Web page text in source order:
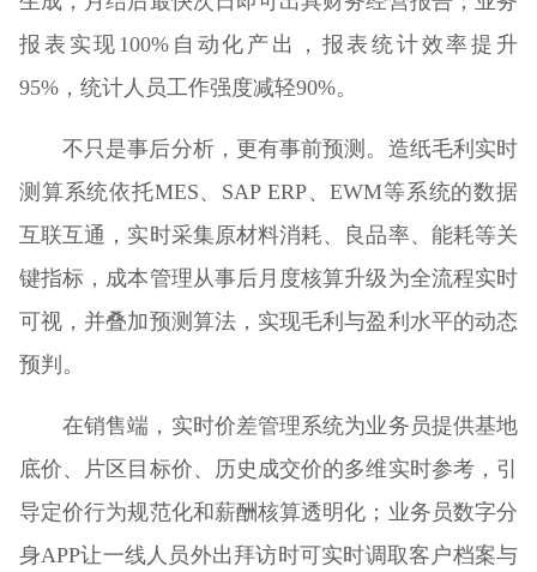
报表实现100%自动化产出，报表统计效率提升
95%，统计人员工作强度减轻90%。
不只是事后分析，更有事前预测。造纸毛利实时
测算系统依托MES、SAP ERP、EWM等系统的数据
互联互通，实时采集原材料消耗、良品率、能耗等关
键指标，成本管理从事后月度核算升级为全流程实时
可视，并叠加预测算法，实现毛利与盈利水平的动态
预判。
在销售端，实时价差管理系统为业务员提供基地
底价、片区目标价、历史成交价的多维实时参考，引
导定价行为规范化和薪酬核算透明化；业务员数字分
身APP让一线人员外出拜访时可实时调取客户档案与